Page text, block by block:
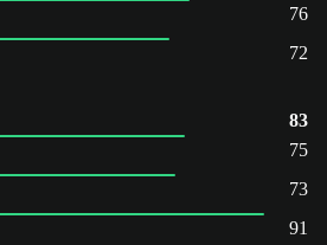
76
72
83
75
73
91